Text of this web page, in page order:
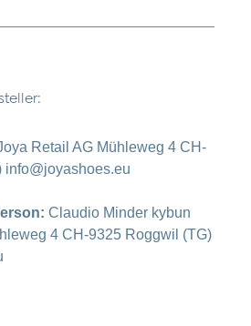
Retail AG Mühleweg 4 CH-
Claudio Minder kybun
4 CH-9325 Roggwil (TG)